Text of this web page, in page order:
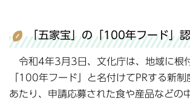
「五家宝」の「100年フード」
令和4年3月3日、文化庁は、地域に根
「100年フード」と名付けてPRする新制
あたり、申請応募された食や産品などの